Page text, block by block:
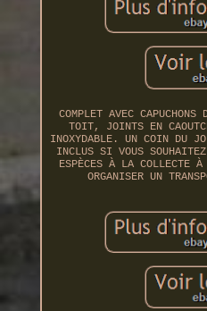
COMPLET AVEC
TOIT, JOINTS EN
INOXYDABLE. UN COIN DU
INCLUS SI VOUS
ESPÈCES À LA COLLECTE À
ORGANISER UN